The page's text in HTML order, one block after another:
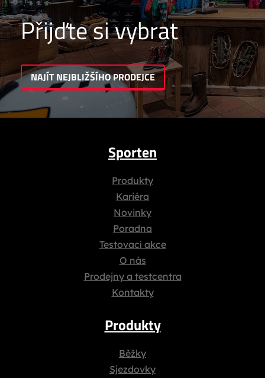
Přijďte si vybrat
NAJÍT NEJBLIŽŠÍHO PRODEJCE
Sporten
Produkty
Kariéra
Novinky
Poradna
Testovací akce
O nás
Prodejny a testcentra
Kontakty
Produkty
Běžky
Sjezdovky